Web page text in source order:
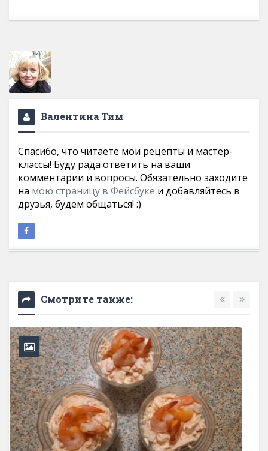
Валентина Тим
Спасибо, что читаете мои рецепты и мастер-
классы! Буду рада ответить на ваши
комментарии и вопросы. Обязательно заходите
на мою страницу в Фейсбуке и добавляйтесь в
друзья, будем общаться! :)
Смотрите также: